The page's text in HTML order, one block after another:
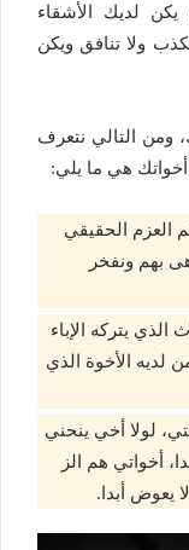
لديك الأشقاء
ولا تنافق ويكن
ومن التالي نتعرف
هي ما يلي:
العزم الحقيقي
بهم ونفخر
يتركه الإباء
لديه الأخوة الذي
لولا أخي ينحني
أخواتي هم الز
يعوض أبدا.